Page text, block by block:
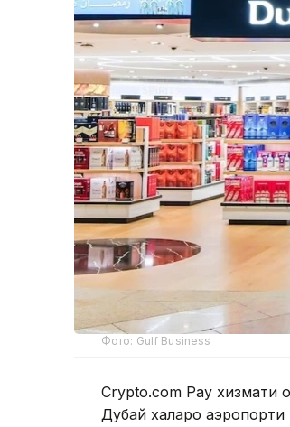
Фото: Gulf Business
Crypto.com Pay хизмати
Дубай халқаро